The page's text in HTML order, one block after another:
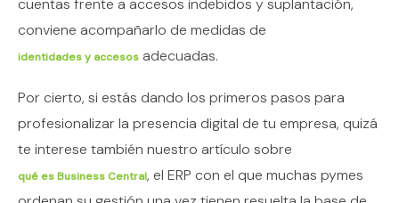
conviene acompañarlo de medidas de
identidades y accesos adecuadas.
Por cierto, si estás dando los primeros pasos para
profesionalizar la presencia digital de tu empresa, quizá
te interese también nuestro artículo sobre
qué es Business Central, el ERP con el que muchas pymes